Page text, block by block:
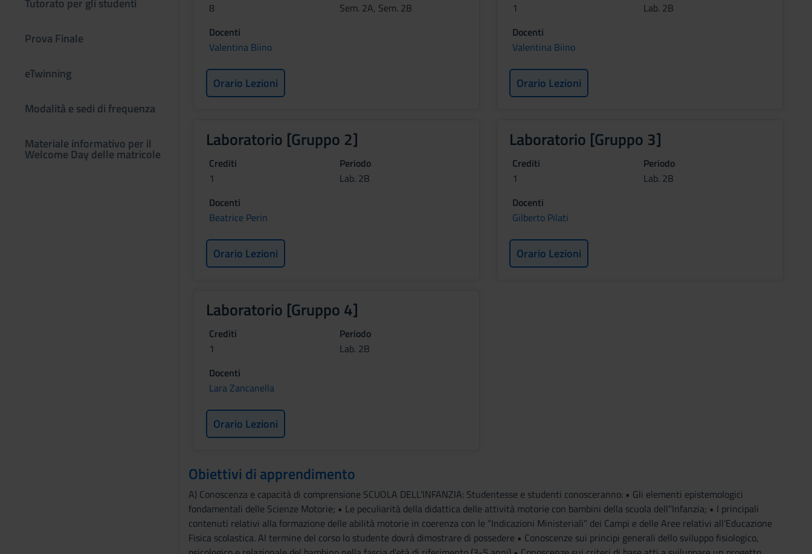
Tutorato per gli studenti
Prova Finale
eTwinning
Modalità e sedi di frequenza
Materiale informativo per il
Welcome Day delle matricole
8
Sem. 2A, Sem. 2B
Docenti
Valentina Biino
Orario Lezioni
1
Lab. 2B
Docenti
Valentina Biino
Orario Lezioni
Laboratorio [Gruppo 2]
Crediti
1
Periodo
Lab. 2B
Docenti
Beatrice Perin
Orario Lezioni
Laboratorio [Gruppo 3]
Crediti
1
Periodo
Lab. 2B
Docenti
Gilberto Pilati
Orario Lezioni
Laboratorio [Gruppo 4]
Crediti
1
Periodo
Lab. 2B
Docenti
Lara Zancanella
Orario Lezioni
Obiettivi di apprendimento
A) Conoscenza e capacità di comprensione SCUOLA DELL'INFANZIA: Studentesse e studenti conosceranno: • Gli elementi epistemologici
fondamentali delle Scienze Motorie; • Le peculiarità della didattica delle attività motorie con bambini della scuola dell'’Infanzia; • I principali
contenuti relativi alla formazione delle abilità motorie in coerenza con le “Indicazioni Ministeriali” dei Campi e delle Aree relativi all’Educazione
Fisica scolastica. Al termine del corso lo studente dovrà dimostrare di possedere • Conoscenze sui principi generali dello sviluppo fisiologico,